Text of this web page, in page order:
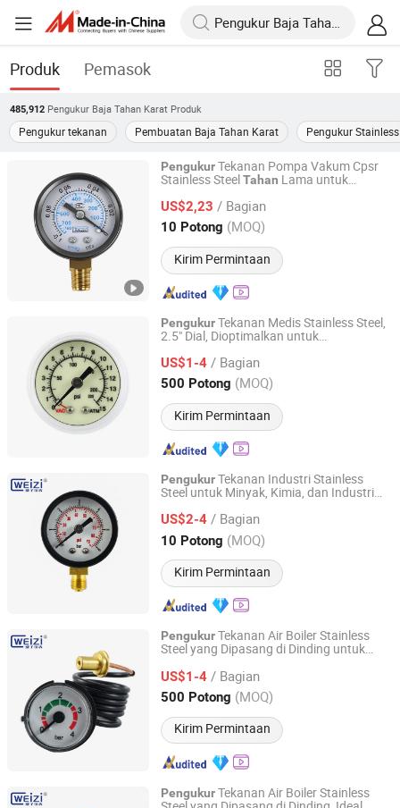
Produk Pemasok
485,912 Pengukur Baja Tahan Karat Produk
Pengukur tekanan Pembuatan Baja Tahan Karat Pengukur Stainless
PengukurTekanan Pompa Vakum Cpsr
Stainless SteelTahan Lama untuk
US$2,23 / Bagian
10 Potong (MOQ)
Kirim Permintaan
Dongguan Dongkeng Juchangli Pneumatic Component
Factory (individual Business)
Guangdong, China Harga mulai 2026
PengukurTekanan Medis Stainless Steel,
2.5" Dial, Dioptimalkan untuk
US$1-4 / Bagian
500 Potong (MOQ)
Kirim Permintaan
Jiangxi Weizi Instrument Co., Ltd
Jiangxi, China Harga mulai 2025
PengukurTekanan Industri Stainless
Steel untuk Minyak, Kimia, dan Industri
US$2-4 / Bagian
10 Potong (MOQ)
Kirim Permintaan
Jiangxi Weizi Instrument Co., Ltd
Jiangxi, China Harga mulai 2025
PengukurTekanan Air Boiler Stainless
Steel yang Dipasang di Dinding untuk
US$1-4 / Bagian
500 Potong (MOQ)
Kirim Permintaan
Jiangxi Weizi Instrument Co., Ltd
Jiangxi, China Harga mulai 2025
PengukurTekanan Air Boiler Stainless